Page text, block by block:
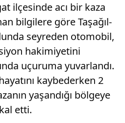
ilçesinde acı bir kaza
bilgilere göre Taşağıl-
seyreden otomobil,
hakimiyetini
uçuruma yuvarlandı.
kaybederken 2
yaşandığı bölgeye
etti.